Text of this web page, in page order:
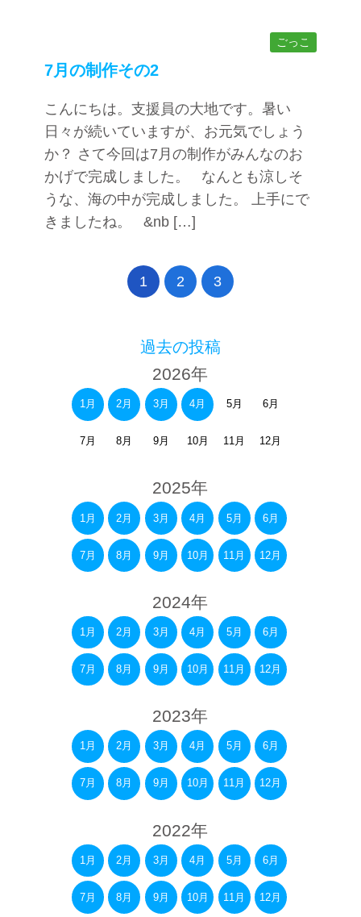
ごっこ
7月の制作その2
こんにちは。支援員の大地です。暑い
日々が続いていますが、お元気でしょう
か？ さて今回は7月の制作がみんなのお
かげで完成しました。 なんとも涼しそ
うな、海の中が完成しました。 上手にで
きましたね。 &nb […]
1 2 3
過去の投稿
2026年
1月 2月 3月 4月 5月 6月
7月 8月 9月 10月 11月 12月
2025年
1月 2月 3月 4月 5月 6月
7月 8月 9月 10月 11月 12月
2024年
1月 2月 3月 4月 5月 6月
7月 8月 9月 10月 11月 12月
2023年
1月 2月 3月 4月 5月 6月
7月 8月 9月 10月 11月 12月
2022年
1月 2月 3月 4月 5月 6月
7月 8月 9月 10月 11月 12月